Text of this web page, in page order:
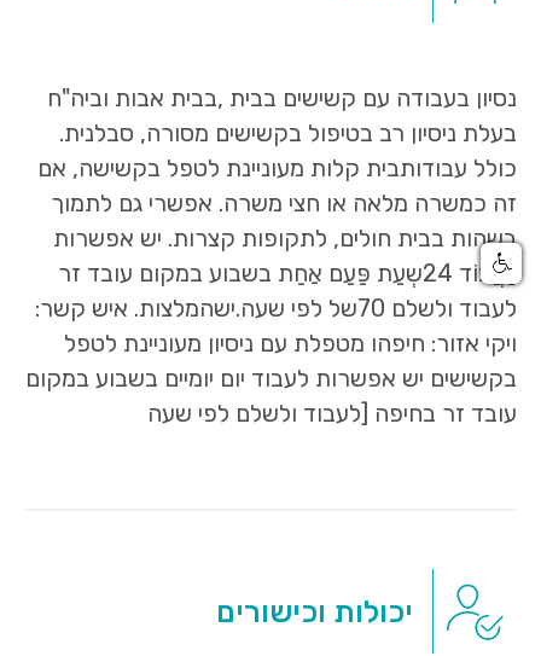
נסיון בעבודה עם קשישים בבית ,בבית אבות וביה"ח
בעלת ניסיון רב בטיפול בקשישים מסורה, סבלנית.
כולל עבודותבית קלות מעוניינת לטפל בקשישה, אם
זה כמשרה מלאה או חצי משרה. אפשרי גם לתמוך
בשהות בבית חולים, לתקופות קצרות. יש אפשרות
לַעֲבוֹד 24שְעַת פַּעַם אַחַת בשבוע במקום עובד זר
לעבוד ולשלם 70של לפי שעה.ישהמלצות. איש קשר:
ויקי אזור: חיפהו מטפלת עם ניסיון מעוניינת לטפל
בקשישים יש אפשרות לעבוד יום יומיים בשבוע במקום
עובד זר בחיפה [לעבוד ולשלם לפי שעה
יכולות וכישורים